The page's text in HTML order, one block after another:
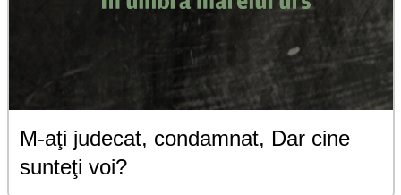
M-aţi judecat, condamnat, Dar cine
sunteţi voi?